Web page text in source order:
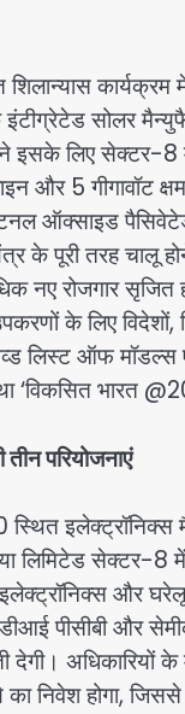
सोलर
ने इसके लिए
और 5 गीगावॉट
ऑक्साइड
पूरी तरह चालू
नए रोजगार
के लिए
लिस्ट ऑफ
‘विकसित भारत
परियोजनाएं
लिमिटेड
और
पीसीबी और
देगी। अधिकारियों
निवेश होगा,